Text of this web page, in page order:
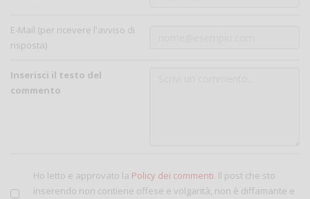
E-Mail (per ricevere l'avviso di
risposta)
Inserisci il testo del
commento
Ho letto e approvato la Policy dei commenti. Il post che sto
inserendo non contiene offese e volgarità, non è diffamante e